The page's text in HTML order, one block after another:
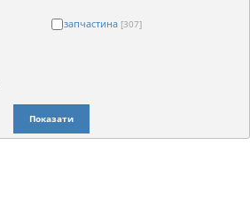
запчастина [307]
Показати